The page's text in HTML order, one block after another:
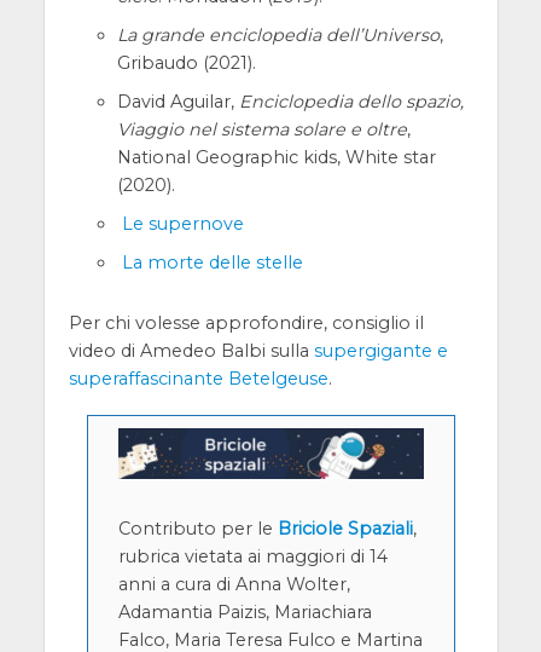
La grande enciclopedia dell’Universo,
Gribaudo (2021).
David Aguilar, Enciclopedia dello spazio,
Viaggio nel sistema solare e oltre,
National Geographic kids, White star
(2020).
Le supernove
La morte delle stelle
Per chi volesse approfondire, consiglio il
video di Amedeo Balbi sulla supergigante e
superaffascinante Betelgeuse.
Contributo per le Briciole Spaziali,
rubrica vietata ai maggiori di 14
anni a cura di Anna Wolter,
Adamantia Paizis, Mariachiara
Falco, Maria Teresa Fulco e Martina